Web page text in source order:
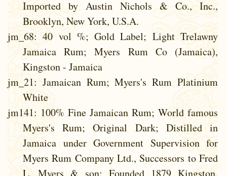
Imported by Austin Nichols & Co., Inc.,
Brooklyn, New York, U.S.A.
jm_68: 40 vol %; Gold Label; Light Trelawny
Jamaica Rum; Myers Rum Co (Jamaica),
Kingston - Jamaica
jm_21: Jamaican Rum; Myers's Rum Platinium
White
jm141: 100% Fine Jamaican Rum; World famous
Myers's Rum; Original Dark; Distilled in
Jamaica under Government Supervision for
Myers Rum Company Ltd., Successors to Fred